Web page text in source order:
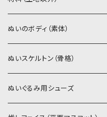
ぬいトリコット
スキンカラー生地
カーリーベルボア
スキンカラー系
白系
ぬいトリコット
スキンカラー系
白系
アイロン接着シート
ステッチカラー
ミニワッペン
ぬいのボディ（素体）
ぬいスケルトン（骨格）
ぬいぐるみ用シューズ